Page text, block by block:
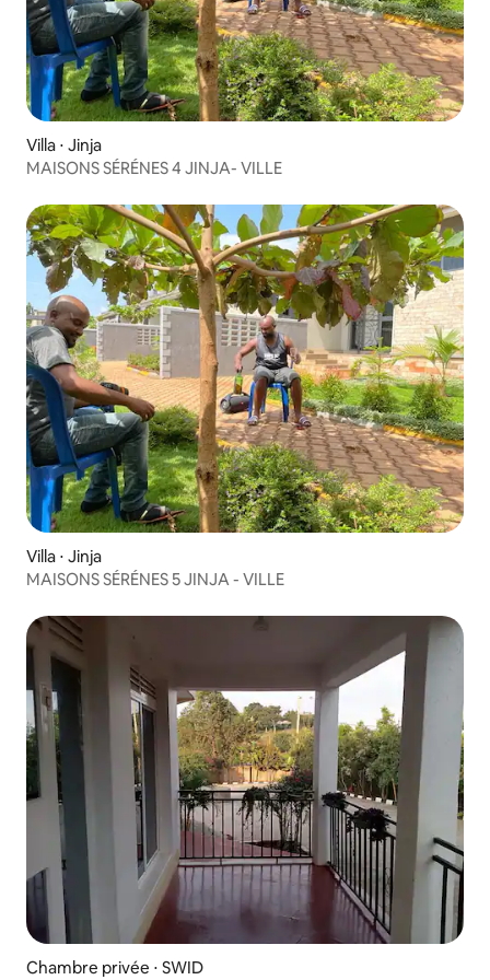
Villa ⋅ Jinja
MAISONS SÉRÉNES 4 JINJA- VILLE
Villa ⋅ Jinja
MAISONS SÉRÉNES 5 JINJA - VILLE
Chambre privée ⋅ SWID